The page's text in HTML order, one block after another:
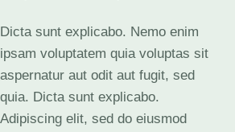
Dicta sunt explicabo. Nemo enim
ipsam voluptatem quia voluptas sit
aspernatur aut odit aut fugit, sed
quia. Dicta sunt explicabo.
Adipiscing elit, sed do eiusmod